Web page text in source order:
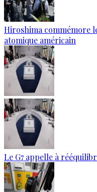
Hiroshima commémore
atomique américain
Le G7 appelle à